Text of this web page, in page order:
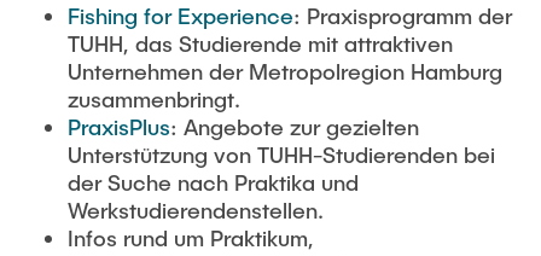
Fishing for Experience: Praxisprogramm der
TUHH, das Studierende mit attraktiven
Unternehmen der Metropolregion Hamburg
zusammenbringt.
PraxisPlus: Angebote zur gezielten
Unterstützung von TUHH-Studierenden bei
der Suche nach Praktika und
Werkstudierendenstellen.
Infos rund um Praktikum,